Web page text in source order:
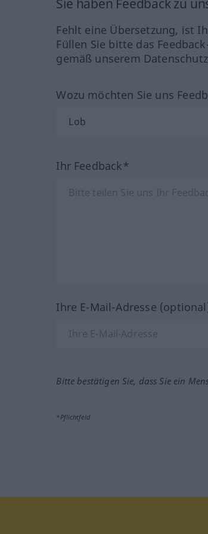
Fehlt eine Übersetzung, ist
Füllen Sie bitte das
gemäß unserem
Wozu möchten Sie uns
Ihr Feedback*
Ihre E-Mail-Adresse
Bitte bestätigen Sie, dass Sie ein
*Pflichtfeld